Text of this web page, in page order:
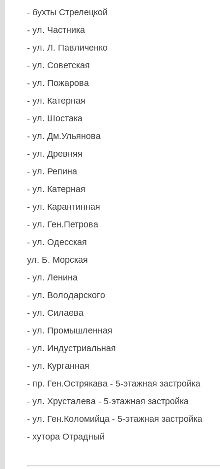
- бухты Стрелецкой
- ул. Частника
- ул. Л. Павличенко
- ул. Советская
- ул. Пожарова
- ул. Катерная
- ул. Шостака
- ул. Дм.Ульянова
- ул. Древняя
- ул. Репина
- ул. Катерная
- ул. Карантинная
- ул. Ген.Петрова
- ул. Одесская
ул. Б. Морская
- ул. Ленина
- ул. Володарского
- ул. Силаева
- ул. Промышленная
- ул. Индустриальная
- ул. Курганная
- пр. Ген.Острякава - 5-этажная застройка
- ул. Хрусталева - 5-этажная застройка
- ул. Ген.Коломийца - 5-этажная застройка
- хутора Отрадный